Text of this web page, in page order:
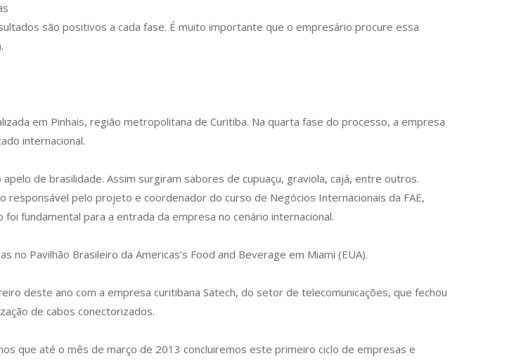
são positivos a cada fase. É muito importante que o empresário procure essa
em Pinhais, região metropolitana de Curitiba. Na quarta fase do processo, a empresa
internacional.
de brasilidade. Assim surgiram sabores de cupuaçu, graviola, cajá, entre outros.
responsável pelo projeto e coordenador do curso de Negócios Internacionais da FAE,
fundamental para a entrada da empresa no cenário internacional.
Pavilhão Brasileiro da Americas’s Food and Beverage em Miami (EUA).
deste ano com a empresa curitibana Satech, do setor de telecomunicações, que fechou
de cabos conectorizados.
que até o mês de março de 2013 concluiremos este primeiro ciclo de empresas e